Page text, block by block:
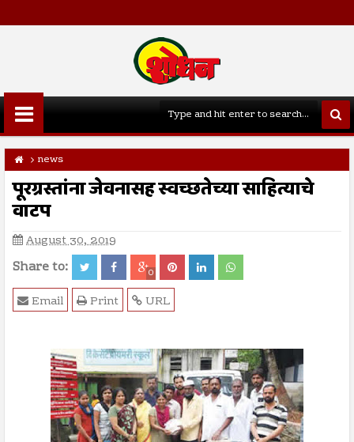
news
पूरग्रस्तांना जेवनासह स्वच्छतेच्या साहित्याचे
वाटप
August 30, 2019
Share to: 0
URL
Print
Email